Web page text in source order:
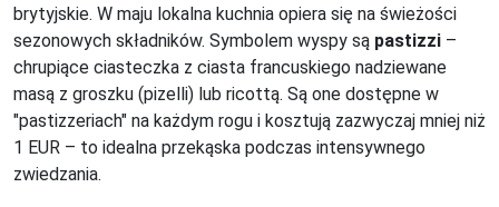
brytyjskie. W maju lokalna kuchnia opiera się na świeżości
sezonowych składników. Symbolem wyspy są pastizzi –
chrupiące ciasteczka z ciasta francuskiego nadziewane
masą z groszku (pizelli) lub ricottą. Są one dostępne w
"pastizzeriach" na każdym rogu i kosztują zazwyczaj mniej niż
1 EUR – to idealna przekąska podczas intensywnego
zwiedzania.